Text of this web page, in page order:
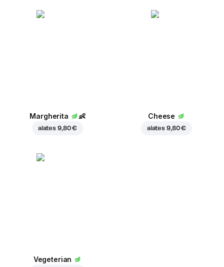
Margherita 👶
alates 9,80 €
Cheese
alates 9,80 €
Vegeterian